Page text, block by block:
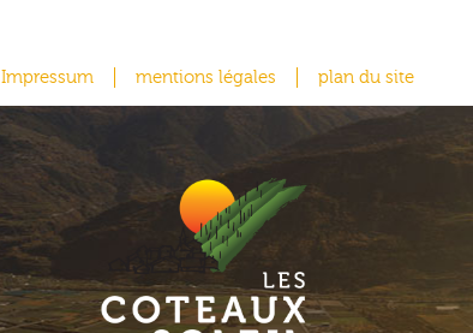
Impressum mentions légales plan du site